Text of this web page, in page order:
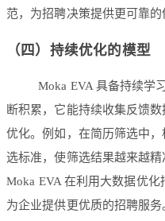
范，为招聘决策提供更可靠的
（四）持续优化的模型
Moka EVA 具备持续学
断积累，它能持续收集反馈
优化。例如，在简历筛选中
选标准，使筛选结果越来越
Moka EVA 在利用大数据优化
为企业提供更优质的招聘服务